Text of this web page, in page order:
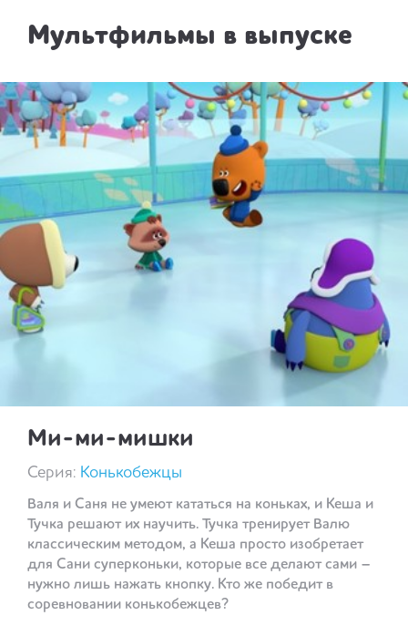
Мультфильмы в выпуске
Ми-ми-мишки
Серия: Конькобежцы
Валя и Саня не умеют кататься на коньках, и Кеша и
Тучка решают их научить. Тучка тренирует Валю
классическим методом, а Кеша просто изобретает
для Сани суперконьки, которые все делают сами –
нужно лишь нажать кнопку. Кто же победит в
соревновании конькобежцев?